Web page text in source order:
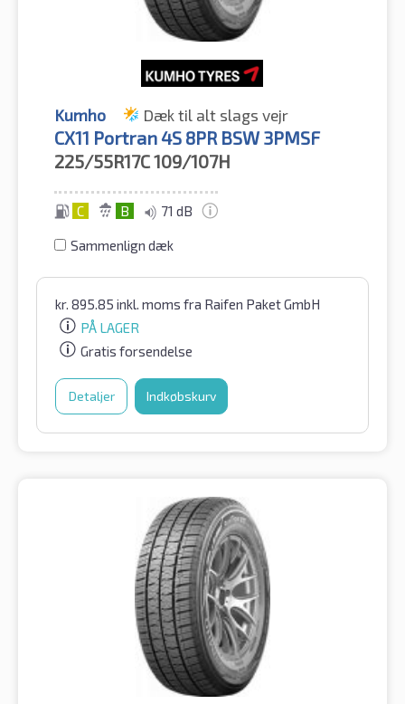
Kumho Dæk til alt slags vejr
CX11 Portran 4S 8PR BSW 3PMSF
225/55R17C109/107H
C B 71 dB
Sammenlign dæk
kr. 895.85 inkl. moms fra Raifen Paket GmbH
PÅ LAGER
Gratis forsendelse
Detaljer Indkøbskurv